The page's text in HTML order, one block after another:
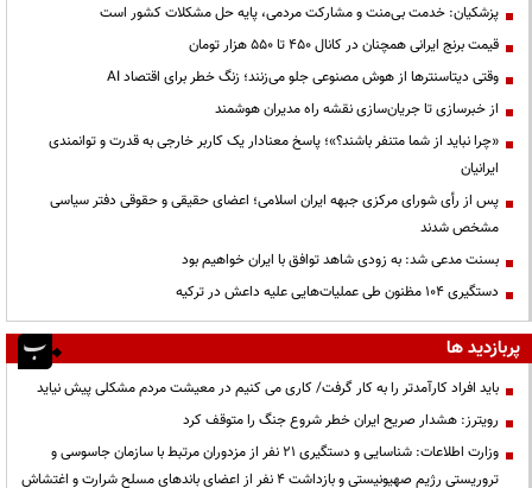
پزشکیان: خدمت بی‌منت و مشارکت مردمی، پایه حل مشکلات کشور است
قیمت‌ برنج ایرانی همچنان در کانال ۴۵۰ تا ۵۵۰ هزار تومان
وقتی دیتاسنترها از هوش مصنوعی جلو می‌زنند؛ زنگ خطر برای اقتصاد AI
از خبرسازی تا جریان‌سازی نقشه راه مدیران هوشمند
«چرا نباید از شما متنفر باشند؟»؛ پاسخ معنادار یک کاربر خارجی به قدرت و توانمندی
ایرانیان
پس از رأی شورای مرکزی جبهه ایران اسلامی؛ اعضای حقیقی و حقوقی دفتر سیاسی
مشخص شدند
بسنت مدعی شد: به زودی شاهد توافق با ایران خواهیم بود
دستگیری ۱۰۴ مظنون طی عملیات‌هایی علیه داعش در ترکیه
پربازدید ها
باید افراد کارآمدتر را به کار گرفت/ کاری می کنیم در معیشت مردم مشکلی پیش نیاید
رویترز: هشدار صریح ایران خطر شروع جنگ را متوقف کرد
وزارت اطلاعات: شناسایی و دستگیری ۲۱ نفر از مزدوران مرتبط با سازمان جاسوسی و
تروریستی رژیم صهیونیستی و بازداشت ۴ نفر از اعضای باندهای مسلح شرارت و اغتشاش